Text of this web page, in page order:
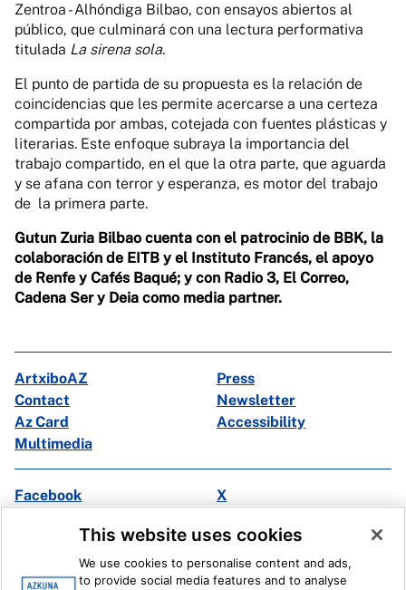
Zentroa - Alhóndiga Bilbao, con ensayos abiertos al
público, que culminará con una lectura performativa
titulada La sirena sola.
El punto de partida de su propuesta es la relación de
coincidencias que les permite acercarse a una certeza
compartida por ambas, cotejada con fuentes plásticas y
literarias. Este enfoque subraya la importancia del
trabajo compartido, en el que la otra parte, que aguarda
y se afana con terror y esperanza, es motor del trabajo
de la primera parte.
Gutun Zuria Bilbao cuenta con el patrocinio de BBK, la
colaboración de EITB y el Instituto Francés, el apoyo
de Renfe y Cafés Baqué; y con Radio 3, El Correo,
Cadena Ser y Deia como media partner.
ArtxiboAZ
Press
Contact
Newsletter
Az Card
Accessibility
Multimedia
Facebook
X
Ivoox
Legal information Internal Reporting System
This website uses cookies
We use cookies to personalise content and ads,
to provide social media features and to analyse